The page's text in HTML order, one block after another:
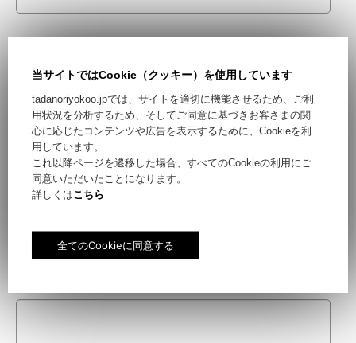
Hotmail,Yahooなどのフリーメールをご利用の場合、迷惑メー
ルとして処理される可能性がございます。フリーメール以外の
ご登録をお勧めします。
件名 [ 必須]
当サイトではCookie（クッキー）を使用しています
tadanoriyokoo.jpでは、サイトを適切に機能させるため、ご利
用状況を分析するため、そしてご同意に基づきお客さまの関
心に応じたコンテンツや広告を表示するために、Cookieを利
用しています。
これ以降ページを遷移した場合、すべてのCookieの利用にご
同意いただいたことになります。
詳しくはこちら